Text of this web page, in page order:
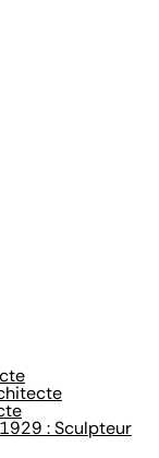
: Sculpteur